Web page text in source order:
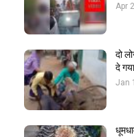
Apr
दो
दे
Jan